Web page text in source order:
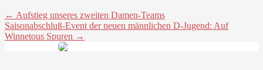
← Aufstieg unseres zweiten Damen-Teams
Saisonabschluß-Event der neuen männlichen D-Jugend: Auf
Winnetous Spuren →